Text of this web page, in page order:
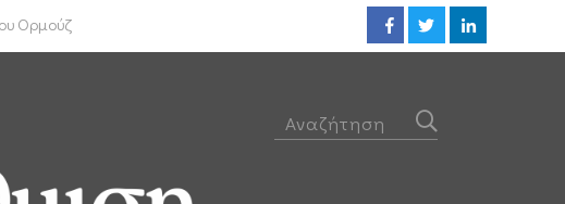
Ορμούζ
ΕΕ: Αλληλεγγύη στην